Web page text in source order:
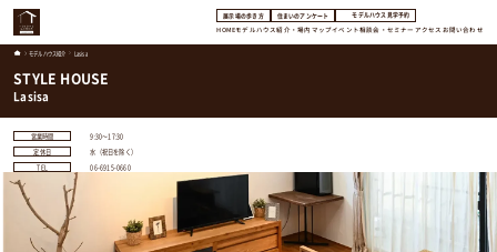
展示場の歩き方 住まいのアンケート モデルハウス見学予約
HOMEモデルハウス紹介・場内マップイベント相談会・セミナー アクセス お問い合わせ
モデルハウス紹介 Lasisa
STYLE HOUSE
Lasisa
営業時間
9:30〜17:30
定休日
水（祝日を除く）
TEL
06-6915-0660